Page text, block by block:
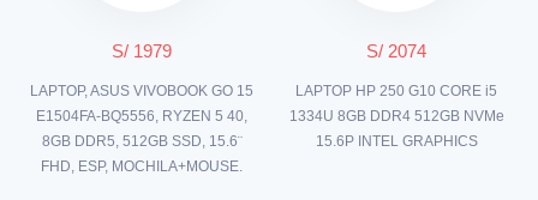
S/ 1979
LAPTOP, ASUS VIVOBOOK GO 15
E1504FA-BQ5556, RYZEN 5 40,
8GB DDR5, 512GB SSD, 15.6¨
FHD, ESP, MOCHILA+MOUSE.
S/ 2074
LAPTOP HP 250 G10 CORE i5
1334U 8GB DDR4 512GB NVMe
15.6P INTEL GRAPHICS